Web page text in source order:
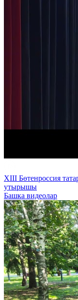
XIII Бөтенроссия
утырышы
Башка видеолар